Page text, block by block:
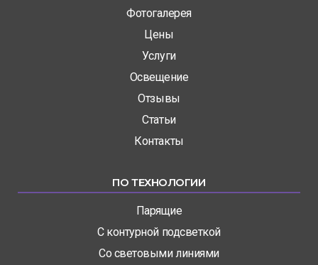
Фотогалерея
Цены
Услуги
Освещение
Отзывы
Статьи
Контакты
ПО ТЕХНОЛОГИИ
Парящие
С контурной подсветкой
Со световыми линиями